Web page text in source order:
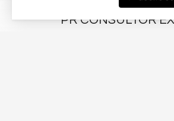
PR CONSULTOR